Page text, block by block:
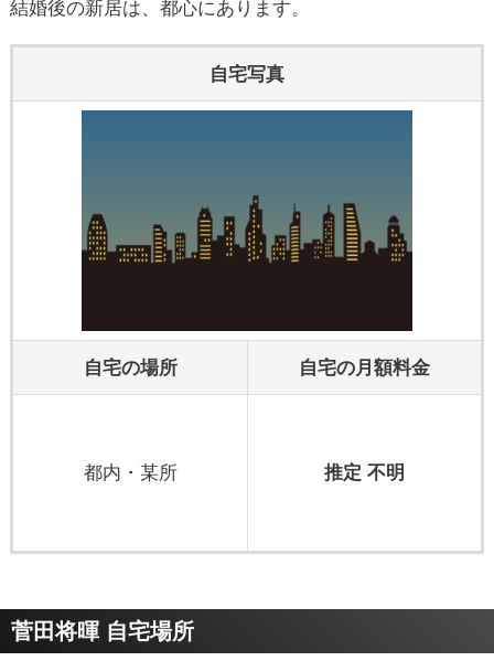
結婚後の新居は、都心にあります。
自宅写真
自宅の場所 自宅の月額料金
都内・某所 推定 不明
菅田将暉 自宅場所